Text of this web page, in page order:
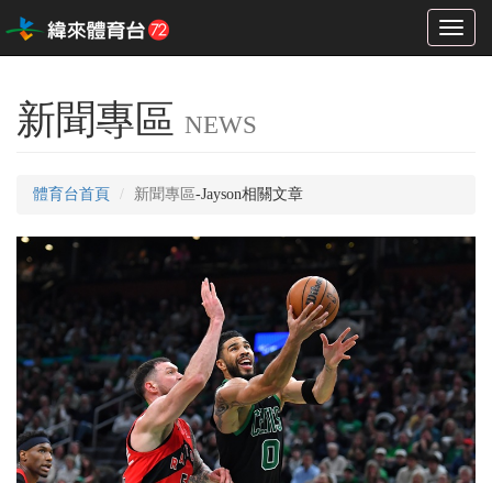
Toggle
新聞專區 NEWS
體育台首頁 新聞專區-Jayson相關文章